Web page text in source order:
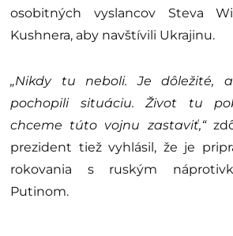
osobitných vyslancov Steva
Kushnera, aby navštívili Ukrajinu.
„Nikdy tu neboli. Je dôležité,
pochopili situáciu. Život tu
chceme túto vojnu zastaviť,“
prezident tiež vyhlásil, že je
rokovania s ruským
Putinom.